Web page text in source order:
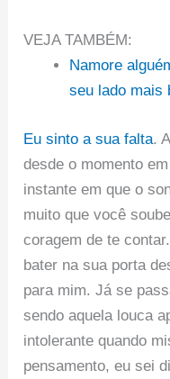
VEJA TAMBÉM:
Namore
seu lado mais
Eu sinto a sua falta.
desde o momento
instante em que o
muito que você
coragem de te
bater na sua porta
para mim. Já se
sendo aquela louca
intolerante quando
pensamento, eu sei